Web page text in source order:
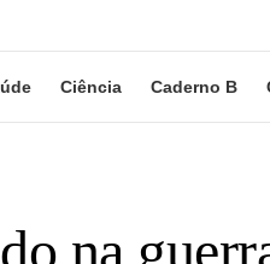
Ciência Caderno B
na